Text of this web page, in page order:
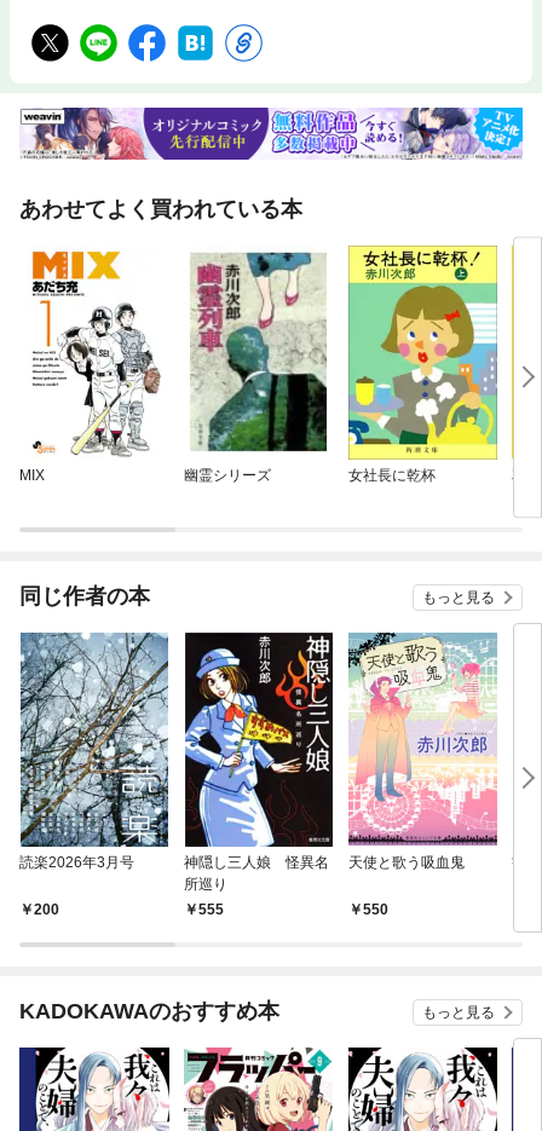
あわせてよく買われている本
MIX 幽霊シリーズ 女社長に乾杯 花
同じ作者の本 もっと見る
読楽2026年3月号
200
神隠し三人娘 怪異名
所巡り
555
天使と歌う吸血鬼
550
観
KADOKAWAのおすすめ本 もっと見る